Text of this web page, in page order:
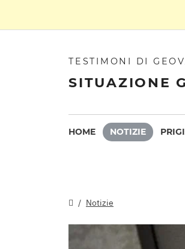
TESTIMONI DI
SITUAZIONE
HOME NOTIZIE
Notizie